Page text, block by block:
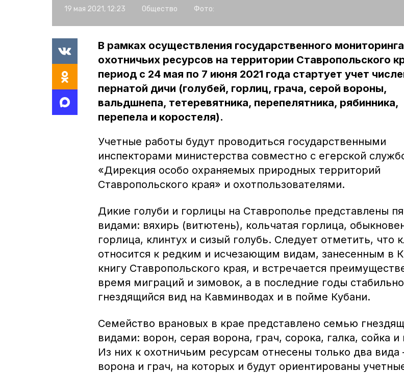
19 мая 2021, 12:23 Общество Фото:
В рамках осуществления государственного мониторинга
охотничьих ресурсов на территории Ставропольского
период с 24 мая по 7 июня 2021 года стартует учет
пернатой дичи (голубей, горлиц, грача, серой вороны,
вальдшнепа, тетеревятника, перепелятника, рябинника,
перепела и коростеля).
Учетные работы будут проводиться государственными
инспекторами министерства совместно с егерской
«Дирекция особо охраняемых природных территорий
Ставропольского края» и охотпользователями.
Дикие голуби и горлицы на Ставрополье представлены
видами: вяхирь (витютень), кольчатая горлица,
горлица, клинтух и сизый голубь. Следует отметить, что
относится к редким и исчезающим видам, занесенным в
книгу Ставропольского края, и встречается
время миграций и зимовок, а в последние годы стабильно
гнездящийся вид на Кавминводах и в пойме Кубани.
Семейство врановых в крае представлено семью
видами: ворон, серая ворона, грач, сорока, галка, сойка
Из них к охотничьим ресурсам отнесены только два вида
ворона и грач, на которых и будут ориентированы